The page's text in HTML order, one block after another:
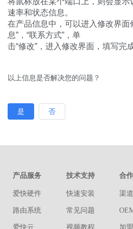
速率和状态信息。
在产品信息中，可以进入修改界面
息”，“联系方式”，单
击“修改”，进入修改界面，填写完
以上信息是否解决您的问题？
是 否
产品服务
爱快硬件
路由系统
爱快云
技术支持
快速安装
常见问题
视频教程
合
渠
加